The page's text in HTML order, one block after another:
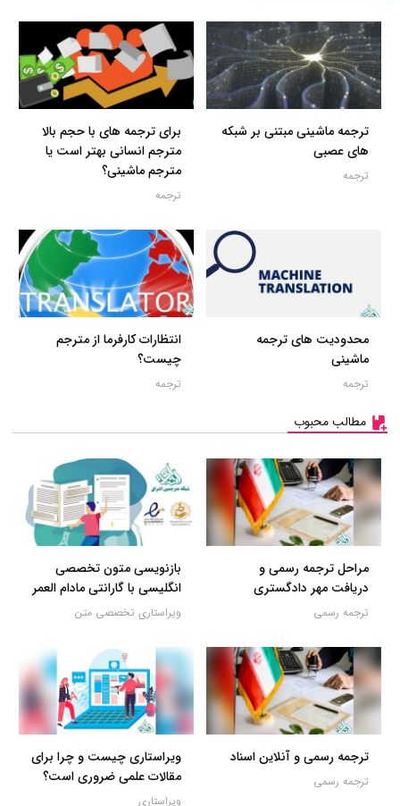
ترجمه ماشینی مبتنی بر شبکه
های عصبی
ترجمه
برای ترجمه های با حجم بالا
مترجم انسانی بهتر است یا
مترجم ماشینی؟
ترجمه
محدودیت های ترجمه
ماشینی
ترجمه
انتظارات کارفرما از مترجم
چیست؟
ترجمه
مطالب محبوب
مراحل ترجمه رسمی و
دریافت مهر دادگستری
ترجمه رسمی
بازنویسی متون تخصصی
انگلیسی با گارانتی مادام العمر
ویراستاری تخصصی متن
ترجمه رسمی و آنلاین اسناد
ترجمه رسمی
ویراستاری چیست و چرا برای
مقالات علمی ضروری است؟
ویراستاری